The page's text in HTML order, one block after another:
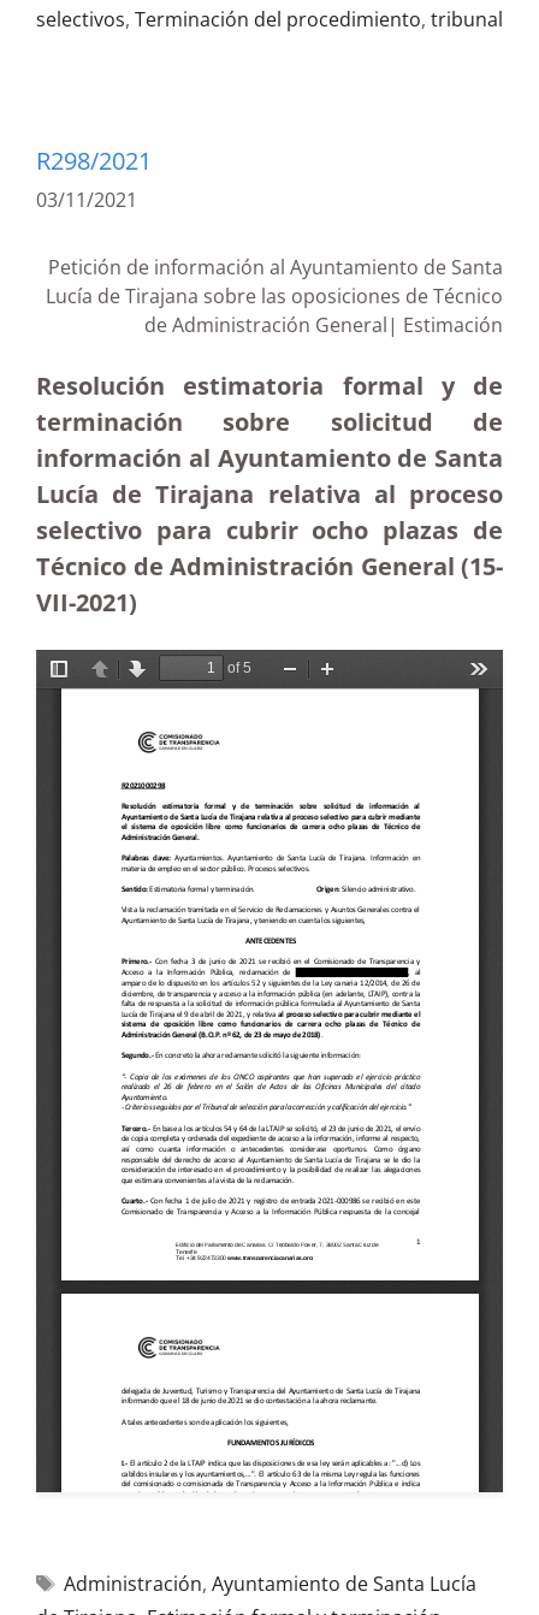
selectivos, Terminación del procedimiento, tribunal
R298/2021
03/11/2021
Petición de información al Ayuntamiento de Santa
Lucía de Tirajana sobre las oposiciones de Técnico
de Administración General| Estimación
Resolución estimatoria formal y de
terminación sobre solicitud de
información al Ayuntamiento de Santa
Lucía de Tirajana relativa al proceso
selectivo para cubrir ocho plazas de
Técnico de Administración General (15-
VII-2021)
Administración, Ayuntamiento de Santa Lucía